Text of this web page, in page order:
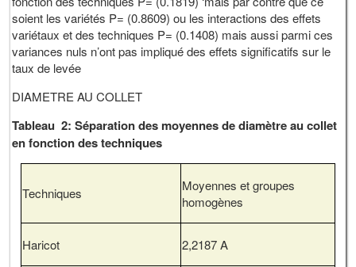
soient les variétés P= (0.8609) ou les interactions des effets
variétaux et des techniques P= (0.1408) mais aussi parmi ces
variances nuls n’ont pas impliqué des effets significatifs sur le
taux de levée
DIAMETRE AU COLLET
Tableau 2: Séparation des moyennes de diamètre au collet
en fonction des techniques
Techniques
Moyennes et groupes
homogènes
Haricot 2,2187 A